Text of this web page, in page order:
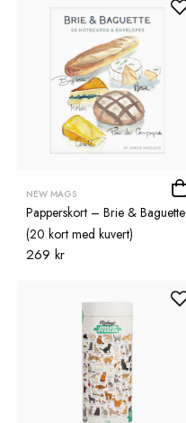
NEW MAGS
Papperskort – Brie & Baguette
(20 kort med kuvert)
269 kr